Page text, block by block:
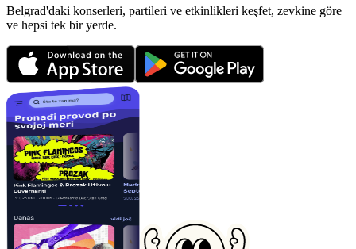
Belgrad'daki konserleri, partileri ve etkinlikleri keşfet, zevkine göre
ve hepsi tek bir yerde.